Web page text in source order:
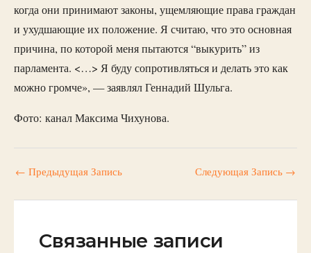
когда они принимают законы, ущемляющие права граждан
и ухудшающие их положение. Я считаю, что это основная
причина, по которой меня пытаются “выкурить” из
парламента. <…> Я буду сопротивляться и делать это как
можно громче», — заявлял Геннадий Шульга.
Фото: канал Максима Чихунова.
← Предыдущая Запись Следующая Запись →
Связанные записи